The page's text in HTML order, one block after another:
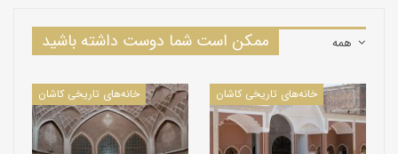
ممکن است شما دوست داشته باشید
خانه‌های تاریخی کاشان خانه‌های تاریخی کاشان